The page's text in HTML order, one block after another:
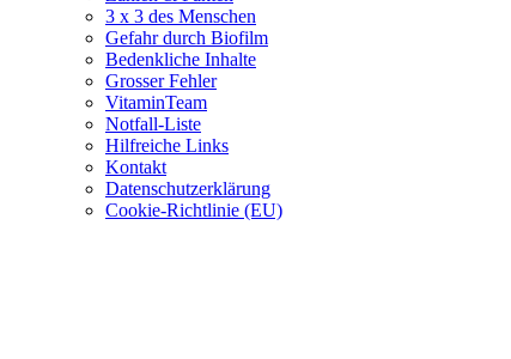
3 x 3 des Menschen
Gefahr durch Biofilm
Bedenkliche Inhalte
Grosser Fehler
VitaminTeam
Notfall-Liste
Hilfreiche Links
Kontakt
Datenschutzerklärung
Cookie-Richtlinie (EU)